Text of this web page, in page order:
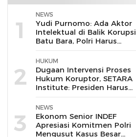
1
NEWS
Yudi Purnomo: Ada Aktor
Intelektual di Balik Korupsi
Batu Bara, Polri Harus
Bongkar
2
HUKUM
Dugaan Intervensi Proses
Hukum Koruptor, SETARA
Institute: Presiden Harus
Pastikan TNI Tak
Disalahgunakan
3
NEWS
Ekonom Senior INDEF
Apresiasi Komitmen Polri
Mengusut Kasus Besar